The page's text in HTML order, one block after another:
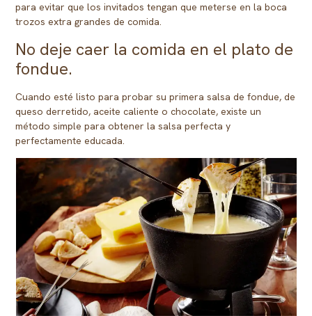
para evitar que los invitados tengan que meterse en la boca
trozos extra grandes de comida.
No deje caer la comida en el plato de
fondue.
Cuando esté listo para probar su primera salsa de fondue, de
queso derretido, aceite caliente o chocolate, existe un
método simple para obtener la salsa perfecta y
perfectamente educada.